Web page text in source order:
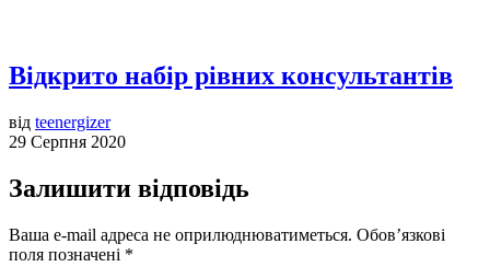
Відкрито набір рівних консультантів
від teenergizer
29 Серпня 2020
Залишити відповідь
Ваша e-mail адреса не оприлюднюватиметься. Обов’язкові
поля позначені *